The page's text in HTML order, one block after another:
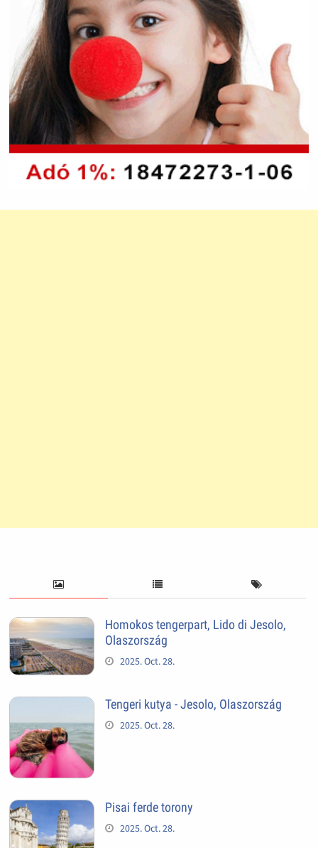
Homokos tengerpart, Lido di Jesolo,
Olaszország
2025. Oct. 28.
Tengeri kutya - Jesolo, Olaszország
2025. Oct. 28.
Pisai ferde torony
2025. Oct. 28.